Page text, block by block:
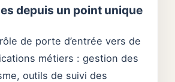
depuis un point unique
de porte d’entrée vers de
métiers : gestion des
outils de suivi des